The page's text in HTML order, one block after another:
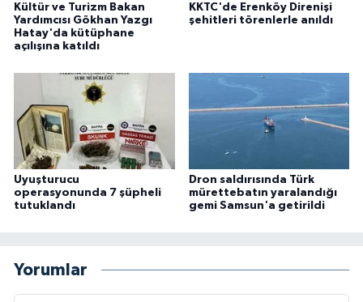
Kültür ve Turizm Bakan
Yardımcısı Gökhan Yazgı
Hatay'da kütüphane
açılışına katıldı
KKTC'de Erenköy Direnişi
şehitleri törenlerle anıldı
Uyuşturucu
operasyonunda 7 şüpheli
tutuklandı
Dron saldırısında Türk
mürettebatın yaralandığı
gemi Samsun'a getirildi
Yorumlar